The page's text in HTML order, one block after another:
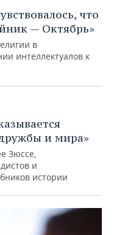
что
— Октябрь»
в
интеллектуалов к
и мира»
Зюссе,
и
истории